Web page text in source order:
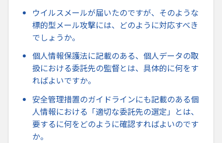
ウイルスメールが届いたのですが、そのような
標的型メール攻撃には、どのように対応すべき
でしょうか。
個人情報保護法に記載のある、個人データの取
扱における委託先の監督とは、具体的に何をす
ればよいですか。
安全管理措置のガイドラインにも記載のある個
人情報における「適切な委託先の選定」とは、
要するに何をどのように確認すればよいのです
か。